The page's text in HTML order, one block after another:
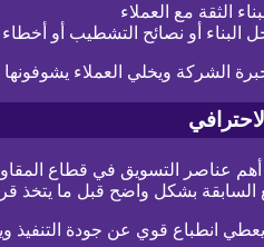
الثقة مع العملاء
أو نصائح التشطيب أو أخطاء
الشركة ويخلي العملاء
أهم عناصر التسويق في قطاع
بشكل واضح قبل ما يتخذ
يعطي انطباع قوي عن جودة التنفيذ